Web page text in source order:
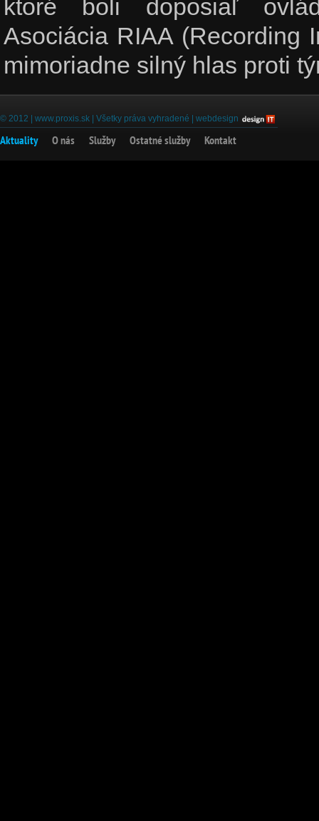
ktoré boli doposiaľ
Asociácia RIAA (Recording
mimoriadne silný hlas proti
© 2012 | www.proxis.sk | Všetky práva vyhradené | webdesign
Aktuality O nás Služby Ostatné služby Kontakt